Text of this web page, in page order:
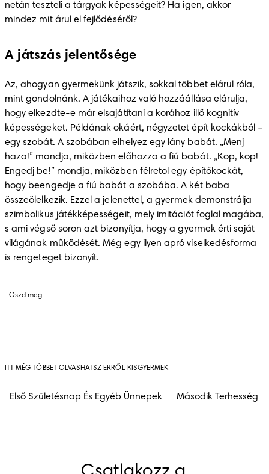
netán teszteli a tárgyak képességeit? Ha igen, akkor
mindez mit árul el fejlődéséről?
A játszás jelentősége
Az, ahogyan gyermekünk játszik, sokkal többet elárul róla,
mint gondolnánk. A játékaihoz való hozzáállása elárulja,
hogy elkezdte-e már elsajátítani a korához illő kognitív
képességeket. Példának okáért, négyzetet épít kockákból –
egy szobát. A szobában elhelyez egy lány babát. „Menj
haza!” mondja, miközben előhozza a fiú babát. „Kop, kop!
Engedj be!” mondja, miközben félretol egy építőkockát,
hogy beengedje a fiú babát a szobába. A két baba
összeölelkezik. Ezzel a jelenettel, a gyermek demonstrálja
szimbolikus játékképességeit, mely imitációt foglal magába,
s ami végső soron azt bizonyítja, hogy a gyermek érti saját
világának működését. Még egy ilyen apró viselkedésforma
is rengeteget bizonyít.
Oszd meg
ITT MÉG TÖBBET OLVASHATSZ ERRŐL KISGYERMEK
Első Születésnap És Egyéb Ünnepek Második Terhesség